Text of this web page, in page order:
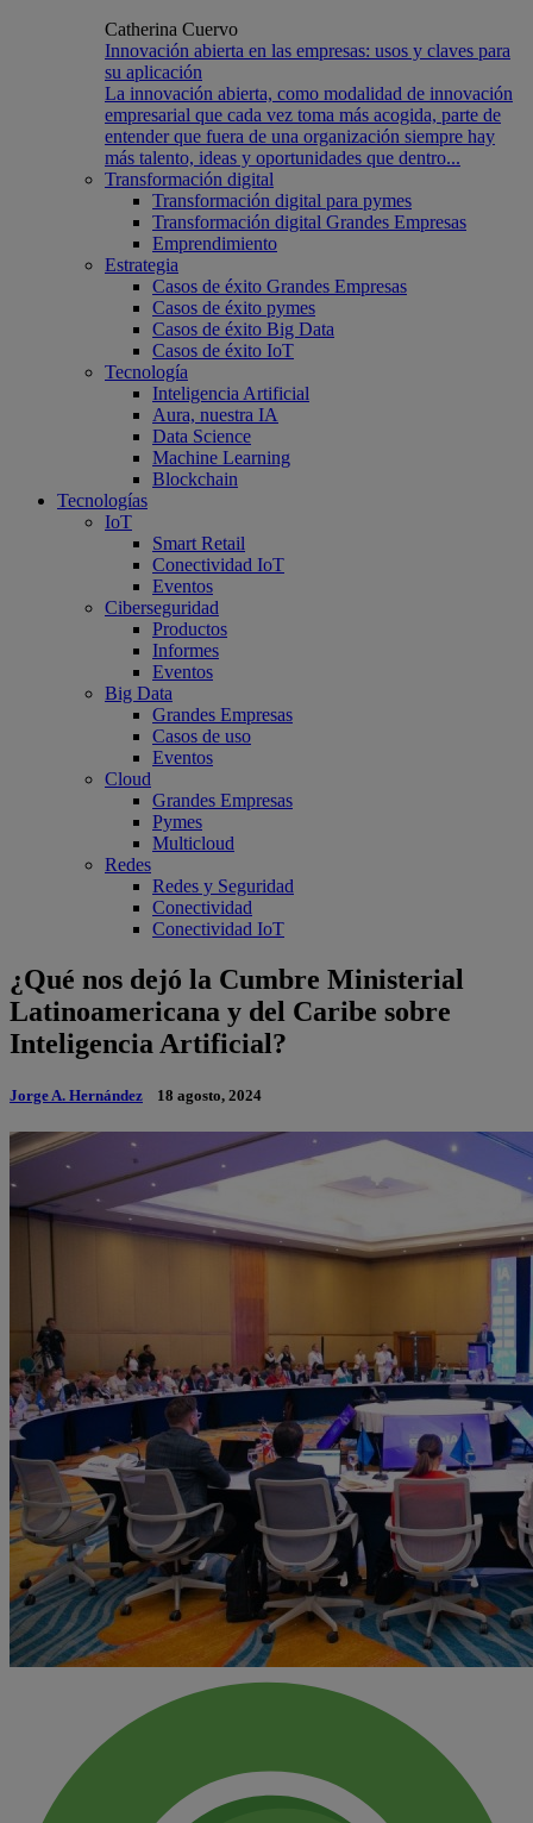
Catherina Cuervo
Innovación abierta en las empresas: usos y claves para
su aplicación
La innovación abierta, como modalidad de innovación
empresarial que cada vez toma más acogida, parte de
entender que fuera de una organización siempre hay
más talento, ideas y oportunidades que dentro...
Transformación digital
Transformación digital para pymes
Transformación digital Grandes Empresas
Emprendimiento
Estrategia
Casos de éxito Grandes Empresas
Casos de éxito pymes
Casos de éxito Big Data
Casos de éxito IoT
Tecnología
Inteligencia Artificial
Aura, nuestra IA
Data Science
Machine Learning
Blockchain
Tecnologías
IoT
Smart Retail
Conectividad IoT
Eventos
Ciberseguridad
Productos
Informes
Eventos
Big Data
Grandes Empresas
Casos de uso
Eventos
Cloud
Grandes Empresas
Pymes
Multicloud
Redes
Redes y Seguridad
Conectividad
Conectividad IoT
¿Qué nos dejó la Cumbre Ministerial
Latinoamericana y del Caribe sobre
Inteligencia Artificial?
Jorge A. Hernández 18 agosto, 2024